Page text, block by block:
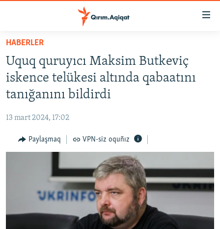
Esas
qaytmaq
Baş
navigatsiyağa
qaytmaq
Qıdıruvğa
SİYASET
İQTİSADİYAT
MEDENİYET
İNSAN AQLARI
BLOGLAR
FİKİR
HABERLER
Uquq quruyıcı Maksim Butkeviç
iskence telükesi altında qabaatını
tanığanını bildirdi
13 mart 2024, 17:02
Paylaşmaq VPN-siz oquñız